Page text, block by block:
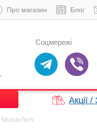
Про магазин Блог
Соцмережі
Акції
MuscleTech